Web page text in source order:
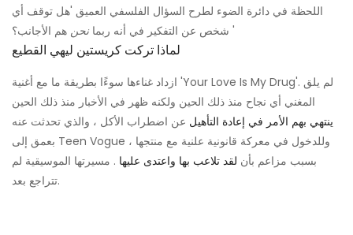
اللحظة في دائرة الضوء لطرح السؤال الفلسفي العميق 'هل توقف أي
شخص عن التفكير في أنه ربما نحن هم الأجانب؟ '
لماذا تركت كريستين ليهي القطيع
ازداد غناءها سوءًا بطريقة ما مع أغنية 'Your Love Is My Drug'. لم يلق
المغني أي نجاح منذ ذلك الحين ولكنه ظهر في الأخبار منذ ذلك الحين
ينتهي بهم الأمر في إعادة التأهيل عن اضطراب الأكل ، والذي تحدثت عنه
بعمق إلى Teen Vogue ، وللدخول في معركة قانونية علنية مع منتجها
بسبب مزاعم بأن لقد تلاعب بها واعتدى عليها . مسيرتها الموسيقية لم
تتراجع بعد.